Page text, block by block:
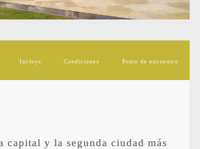
Incluye Condiciones Punto de encuentro
capital y la segunda ciudad más